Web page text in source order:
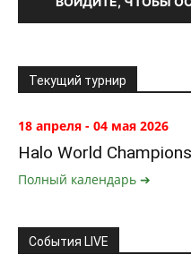
Текущий турнир
18 апреля - 04 мая 2026
Halo World
Полный календарь ➔
События LIVE